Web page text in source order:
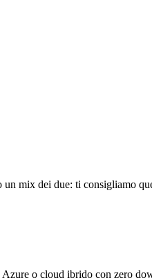
mix dei due: ti consigliamo
o cloud ibrido con zero